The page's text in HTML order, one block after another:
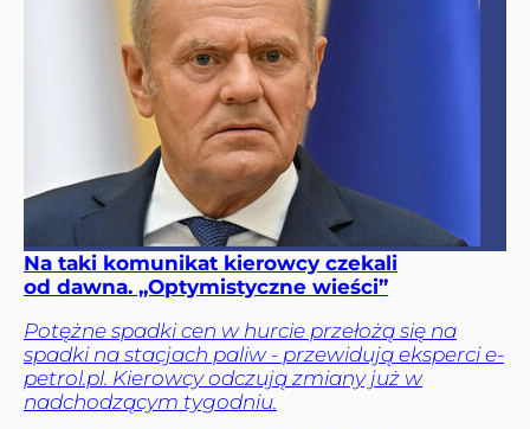
Na taki komunikat kierowcy czekali
od dawna. „Optymistyczne wieści”
Potężne spadki cen w hurcie przełożą się na
spadki na stacjach paliw - przewidują eksperci e-
petrol.pl. Kierowcy odczują zmiany już w
nadchodzącym tygodniu.